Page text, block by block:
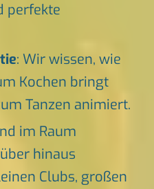
perfekte
: Wir wissen, wie
Kochen bringt
Tanzen animiert.
im Raum
hinaus
Clubs, großen